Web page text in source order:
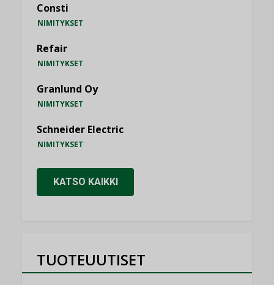
Consti
NIMITYKSET
Refair
NIMITYKSET
Granlund Oy
NIMITYKSET
Schneider Electric
NIMITYKSET
KATSO KAIKKI
TUOTEUUTISET